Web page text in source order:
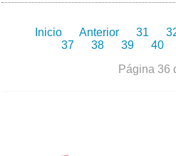
Inicio Anterior 31
37
38 39 40
Página 36